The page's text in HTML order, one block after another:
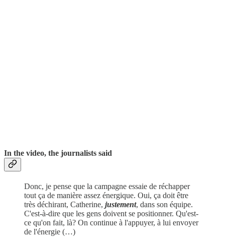
In the video, the journalists said
Donc, je pense que la campagne essaie de réchapper
tout ça de manière assez énergique. Oui, ça doit être
très déchirant, Catherine, justement, dans son équipe.
C'est-à-dire que les gens doivent se positionner. Qu'est-
ce qu'on fait, là? On continue à l'appuyer, à lui envoyer
de l'énergie (…)